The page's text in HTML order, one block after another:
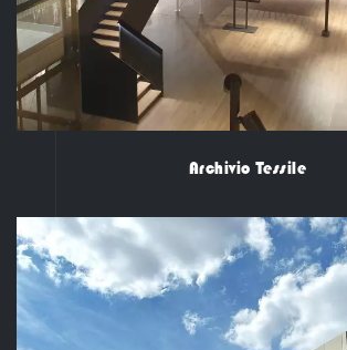
Archivio Tessile